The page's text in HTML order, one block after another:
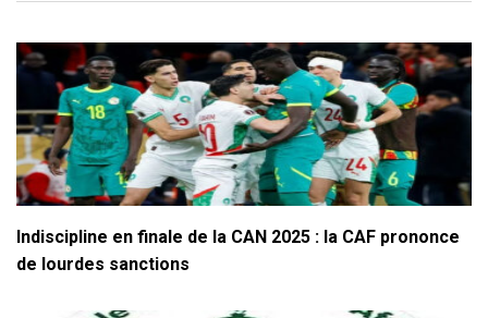
Indiscipline en finale de la CAN 2025 : la CAF prononce
de lourdes sanctions